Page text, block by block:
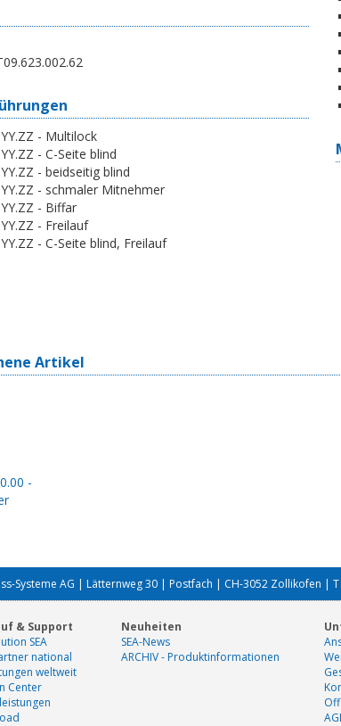
- Multilock
- C-Seite blind
- beidseitig blind
- schmaler Mitnehmer
- Biffar
- Freilauf
- C-Seite blind, Freilauf
Artikel
-
Systeme AG | Lätternweg 30 | Postfach | CH-3052 Zollikofen | T
& Support
SEA
national
weltweit
Center
Neuheiten
SEA-News
ARCHIV - Produktinformationen